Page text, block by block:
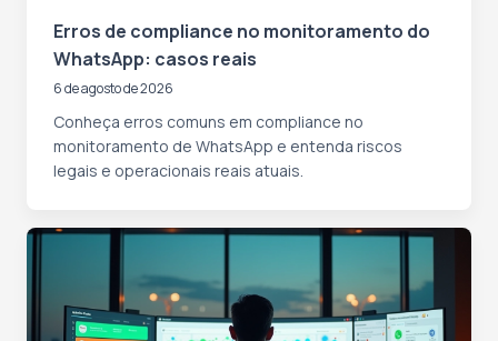
Erros de compliance no monitoramento do
WhatsApp: casos reais
6 de agosto de 2026
Conheça erros comuns em compliance no
monitoramento de WhatsApp e entenda riscos
legais e operacionais reais atuais.